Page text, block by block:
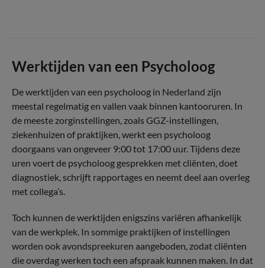
Werktijden van een Psycholoog
De werktijden van een psycholoog in Nederland zijn
meestal regelmatig en vallen vaak binnen kantooruren. In
de meeste zorginstellingen, zoals GGZ-instellingen,
ziekenhuizen of praktijken, werkt een psycholoog
doorgaans van ongeveer 9:00 tot 17:00 uur. Tijdens deze
uren voert de psycholoog gesprekken met cliënten, doet
diagnostiek, schrijft rapportages en neemt deel aan overleg
met collega’s.
Toch kunnen de werktijden enigszins variëren afhankelijk
van de werkplek. In sommige praktijken of instellingen
worden ook avondspreekuren aangeboden, zodat cliënten
die overdag werken toch een afspraak kunnen maken. In dat